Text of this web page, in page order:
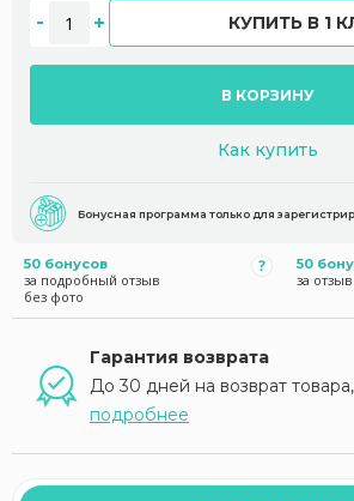
КУПИТЬ В 1
В КОРЗИНУ
Как купить
Бонусная программа только для
50 бонусов
за подробный отзыв
без фото
50
за
Гарантия возврата
До 30 дней на возврат товара,
подробнее